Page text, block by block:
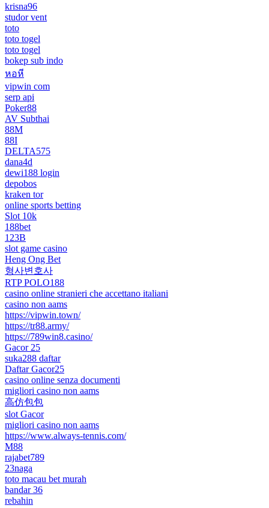
krisna96
studor vent
toto
toto togel
toto togel
bokep sub indo
หอหี
vipwin com
serp api
Poker88
AV Subthai
88M
88I
DELTA575
dana4d
dewi188 login
depobos
kraken tor
online sports betting
Slot 10k
188bet
123B
slot game casino
Heng Ong Bet
형사변호사
RTP POLO188
casino online stranieri che accettano italiani
casino non aams
https://vipwin.town/
https://tr88.army/
https://789win8.casino/
Gacor 25
suka288 daftar
Daftar Gacor25
casino online senza documenti
migliori casino non aams
高仿包包
slot Gacor
migliori casino non aams
https://www.always-tennis.com/
M88
rajabet789
23naga
toto macau bet murah
bandar 36
rebahin